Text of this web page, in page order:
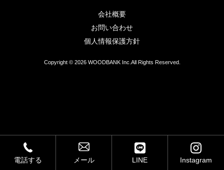
電話する メール LINE Instagram
会社概要
お問い合わせ
個人情報保護方針
Copyright © 2026 WOODBANK Inc.All Rights Reserved.